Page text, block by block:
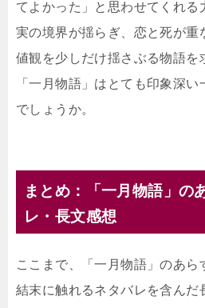
てよかった」と思わせてくれる
実の境界が揺らぎ、恋と死が重
値観を少しだけ揺さぶる物語を
「一月物語」はとても印象深
でしょうか。
まとめ：「一月物語」の
レ・長文感想
ここまで、「一月物語」のあら
結末に触れるネタバレを含んだ